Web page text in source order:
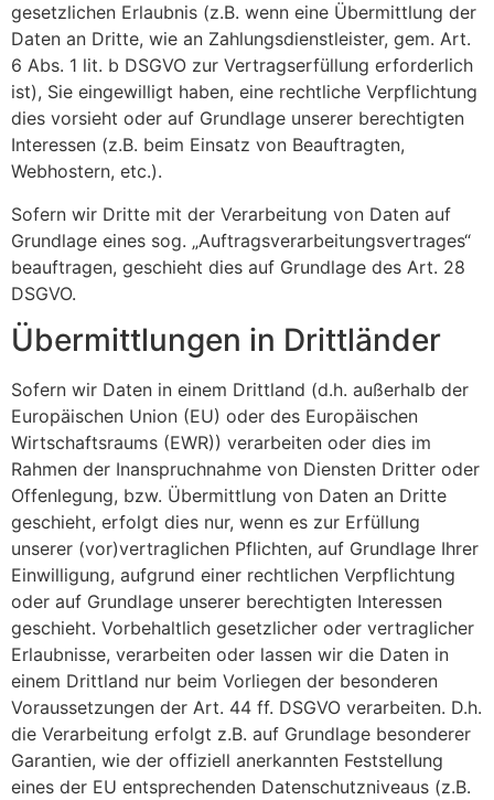
gesetzlichen Erlaubnis (z.B. wenn eine Übermittlung der
Daten an Dritte, wie an Zahlungsdienstleister, gem. Art.
6 Abs. 1 lit. b DSGVO zur Vertragserfüllung erforderlich
ist), Sie eingewilligt haben, eine rechtliche Verpflichtung
dies vorsieht oder auf Grundlage unserer berechtigten
Interessen (z.B. beim Einsatz von Beauftragten,
Webhostern, etc.).
Sofern wir Dritte mit der Verarbeitung von Daten auf
Grundlage eines sog. „Auftragsverarbeitungsvertrages“
beauftragen, geschieht dies auf Grundlage des Art. 28
DSGVO.
Übermittlungen in Drittländer
Sofern wir Daten in einem Drittland (d.h. außerhalb der
Europäischen Union (EU) oder des Europäischen
Wirtschaftsraums (EWR)) verarbeiten oder dies im
Rahmen der Inanspruchnahme von Diensten Dritter oder
Offenlegung, bzw. Übermittlung von Daten an Dritte
geschieht, erfolgt dies nur, wenn es zur Erfüllung
unserer (vor)vertraglichen Pflichten, auf Grundlage Ihrer
Einwilligung, aufgrund einer rechtlichen Verpflichtung
oder auf Grundlage unserer berechtigten Interessen
geschieht. Vorbehaltlich gesetzlicher oder vertraglicher
Erlaubnisse, verarbeiten oder lassen wir die Daten in
einem Drittland nur beim Vorliegen der besonderen
Voraussetzungen der Art. 44 ff. DSGVO verarbeiten. D.h.
die Verarbeitung erfolgt z.B. auf Grundlage besonderer
Garantien, wie der offiziell anerkannten Feststellung
eines der EU entsprechenden Datenschutzniveaus (z.B.